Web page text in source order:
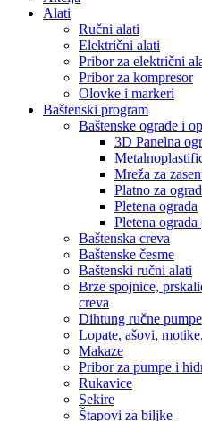
Alati
Ručni alati
Električni alati
Pribor za električni
Pribor za kompresor
Olovke i markeri
Baštenski program
Baštenske ograde i
3D Panelna
Mreža za
Platno za
Pletena ograda
Pletena ograda
Baštenska creva
Baštenske česme
Baštenski ručni alati
Brze spojnice,
creva
Dihtung ručne pumpe
Lopate, ašovi,
Makaze
Pribor za pumpe i
Rukavice
Sekire
Štapovi za biljke